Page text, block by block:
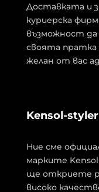
Доставката и
куриерска
възможност
своята пратка
желан от вас
Kensol-styler
Ние сме
марките
ще откриете
високо